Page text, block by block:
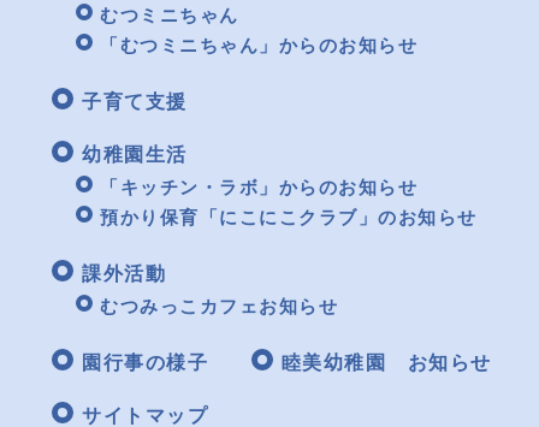
むつミニちゃん
「むつミニちゃん」からのお知らせ
子育て支援
幼稚園生活
「キッチン・ラボ」からのお知らせ
預かり保育「にこにこクラブ」のお知らせ
課外活動
むつみっこカフェお知らせ
園行事の様子
睦美幼稚園 お知らせ
サイトマップ